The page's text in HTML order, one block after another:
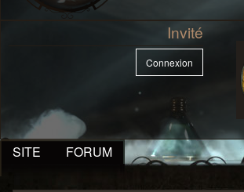
Invité
Connexion
SITE FORUM